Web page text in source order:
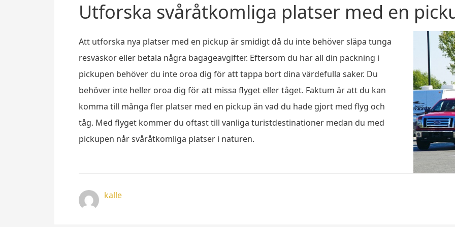
Utforska svåråtkomliga platser med en
Att utforska nya platser med en pickup är smidigt då du inte behöver släpa tunga
resväskor eller betala några bagageavgifter. Eftersom du har all din packning i
pickupen behöver du inte oroa dig för att tappa bort dina värdefulla saker. Du
behöver inte heller oroa dig för att missa flyget eller tåget. Faktum är att du kan
komma till många fler platser med en pickup än vad du hade gjort med flyg och
tåg. Med flyget kommer du oftast till vanliga turistdestinationer medan du med
pickupen når svåråtkomliga platser i naturen.
kalle